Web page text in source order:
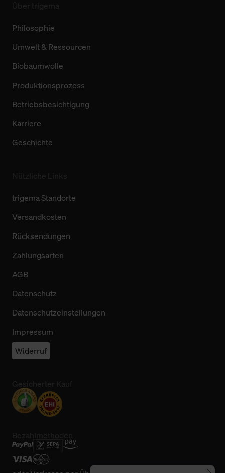
Philosophie
Umwelt & Ressourcen
Biobaumwolle
Produktionsprozess
Betriebsbesichtigung
Karriere
Geschichte
trigema Standorte
Versandkosten
Rücksendungen
Zahlungsarten
AGB
Datenschutz
Datenschutzeinstellungen
Impressum
Widerruf